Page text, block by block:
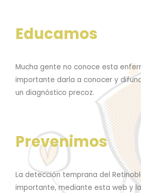
Educamos
Mucha gente no conoce esta
importante darla a conocer y
un diagnóstico precoz.
Prevenimos
La detección temprana del
importante, mediante esta web y